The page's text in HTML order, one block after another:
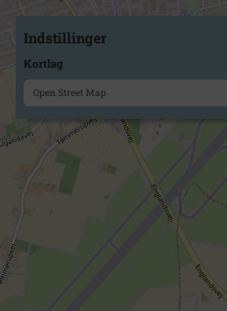
Indstillinger
Kortlag
Open Street Map